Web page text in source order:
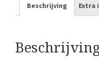
Beschrijving Extra